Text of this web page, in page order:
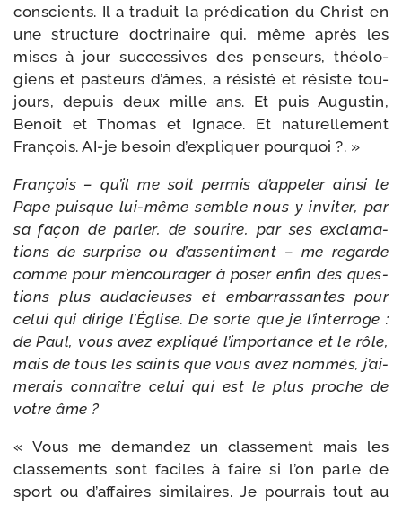
conscients. Il a tra­duit la pré­di­ca­tion du Christ en
une struc­ture doc­tri­naire qui, même après les
mises à jour suc­ces­sives des pen­seurs, théo­lo­
giens et pas­teurs d’âmes, a résis­té et résiste tou­
jours, depuis deux mille ans. Et puis Augustin,
Benoît et Thomas et Ignace. Et natu­rel­le­ment
François. AI-​je besoin d’ex­pli­quer pourquoi ?. »
François – qu’il me soit per­mis d’ap­pe­ler ain­si le
Pape puisque lui-​même semble nous y invi­ter, par
sa façon de par­ler, de sou­rire, par ses excla­ma­
tions de sur­prise ou d’as­sen­ti­ment – me regarde
comme pour m’en­cou­ra­ger à poser enfin des ques­
tions plus auda­cieuses et embar­ras­santes pour
celui qui dirige l’Église. De sorte que je l’in­ter­roge :
de Paul, vous avez expli­qué l’im­por­tance et le rôle,
mais de tous les saints que vous avez nom­més, j’ai­
me­rais connaître celui qui est le plus proche de
votre âme ?
« Vous me deman­dez un clas­se­ment mais les
clas­se­ments sont faciles à faire si l’on parle de
sport ou d’af­faires simi­laires. Je pour­rais tout au